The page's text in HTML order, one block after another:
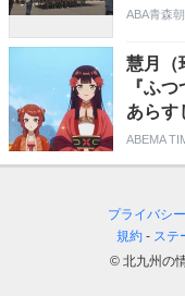
ABA青森
慧月（
『ふ
あらす
ABEMA
プライバシ
規約
ステ
© 北九州の